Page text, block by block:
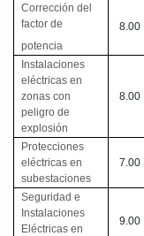
Corrección del
factor de
potencia
8.00
Instalaciones
eléctricas en
zonas con
peligro de
explosión
8.00
Protecciones
eléctricas en
subestaciones
7.00
Seguridad e
Instalaciones
Eléctricas en
9.00